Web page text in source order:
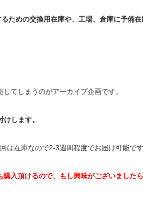
ための交換用在庫や、工場、倉庫に予備
てしまうのがアーカイブ企画です。
します。
は在庫なので2-3週間程度でお届け可能です
入頂けるので、もし興味がございました